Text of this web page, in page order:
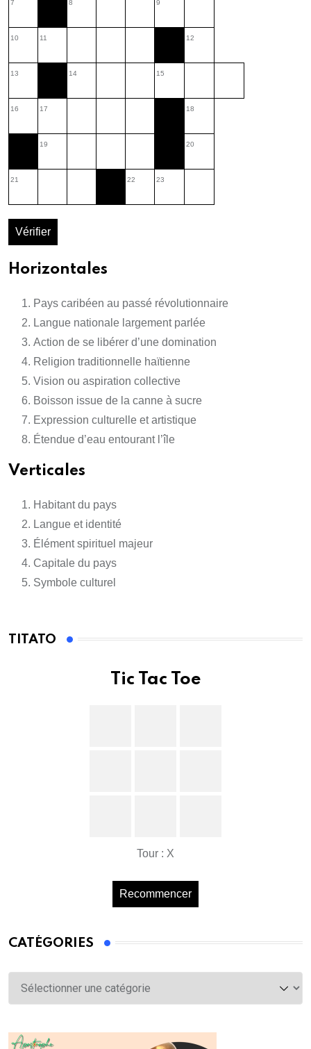
7 8 9
10 11 12
13 14 15
16 17 18
19 20
21 22 23
Vérifier
Horizontales
Pays caribéen au passé révolutionnaire
Langue nationale largement parlée
Action de se libérer d’une domination
Religion traditionnelle haïtienne
Vision ou aspiration collective
Boisson issue de la canne à sucre
Expression culturelle et artistique
Étendue d’eau entourant l’île
Verticales
Habitant du pays
Langue et identité
Élément spirituel majeur
Capitale du pays
Symbole culturel
TITATO
Tic Tac Toe
Tour : X
Recommencer
CATÉGORIES